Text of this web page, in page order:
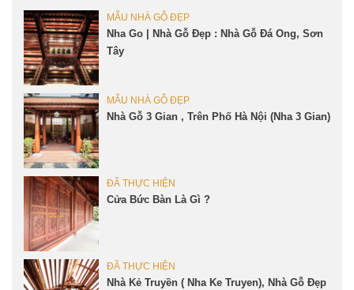
MẪU NHÀ GỖ ĐẸP
Nha Go | Nhà Gỗ Đẹp : Nhà Gỗ Đá Ong, Sơn
Tây
MẪU NHÀ GỖ ĐẸP
Nhà Gỗ 3 Gian , Trên Phố Hà Nội (Nha 3 Gian)
ĐÃ THỰC HIỆN
Cửa Bức Bàn Là Gì ?
ĐÃ THỰC HIỆN
Nhà Kẻ Truyền ( Nha Ke Truyen), Nhà Gỗ Đẹp